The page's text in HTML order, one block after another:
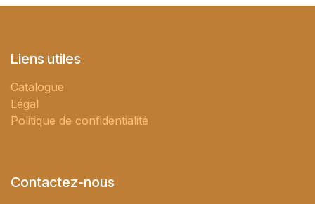
Liens utiles
Catalogue
Légal
Politique de confidentialité
Contactez-nous